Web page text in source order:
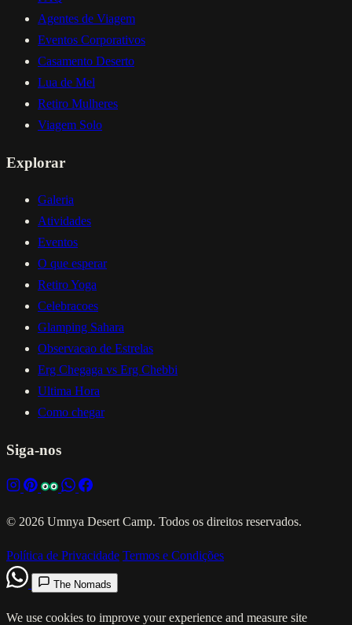
Agentes de Viagem
Eventos Corporativos
Casamento Deserto
Lua de Mel
Retiro Mulheres
Viagem Solo
Explorar
Galeria
Atividades
Eventos
O que esperar
Retiro Yoga
Celebracoes
Glamping Sahara
Observacao de Estrelas
Erg Chegaga vs Erg Chebbi
Ultima Hora
Como chegar
Siga-nos
© 2026 Umnya Desert Camp. Todos os direitos reservados.
Política de Privacidade Termos e Condições
The Nomads
We use cookies to improve your experience and measure site